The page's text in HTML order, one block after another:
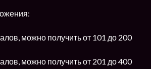
можно получить от 101 до 200
можно получить от 201 до 400